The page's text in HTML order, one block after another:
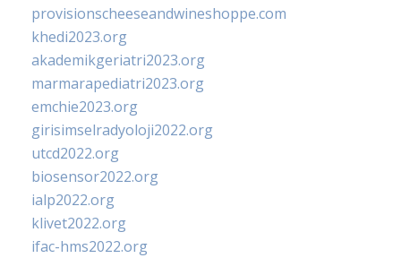
provisionscheeseandwineshoppe.com
khedi2023.org
akademikgeriatri2023.org
marmarapediatri2023.org
emchie2023.org
girisimselradyoloji2022.org
utcd2022.org
biosensor2022.org
ialp2022.org
klivet2022.org
ifac-hms2022.org